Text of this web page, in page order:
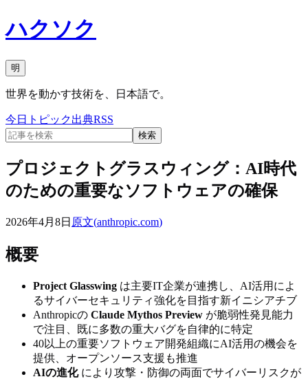
ハクソク
明
世界を動かす技術を、日本語で。
今日 トピック出典RSS
検索
プロジェクトグラスウィング：AI時代
のための重要なソフトウェアの確保
2026年4月8日 原文(anthropic.com)
概要
Project Glasswing は主要IT企業が連携し、AI活用によ
るサイバーセキュリティ強化を目指す新イニシアチブ
Anthropicの Claude Mythos Preview が脆弱性発見能力
で注目、既に多数の重大バグを自律的に特定
40以上の重要ソフトウェア開発組織にAI活用の機会を
提供、オープンソース支援も推進
AIの進化により攻撃・防御の両面でサイバーリスクが